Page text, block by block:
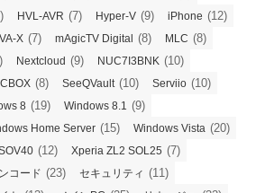
HVL-AVR (7) Hyper-V (9) iPhone (12)
X (7) mAgicTV Digital (8) MLC (8)
Nextcloud (9) NUC7I3BNK (10)
(8) SeeQVault(10) Serviio (10)
8 (19) Windows 8.1 (9)
Home Server (15) Windows Vista (20)
(12) Xperia ZL2 SOL25 (7)
コード (23) セキュリティ (11)